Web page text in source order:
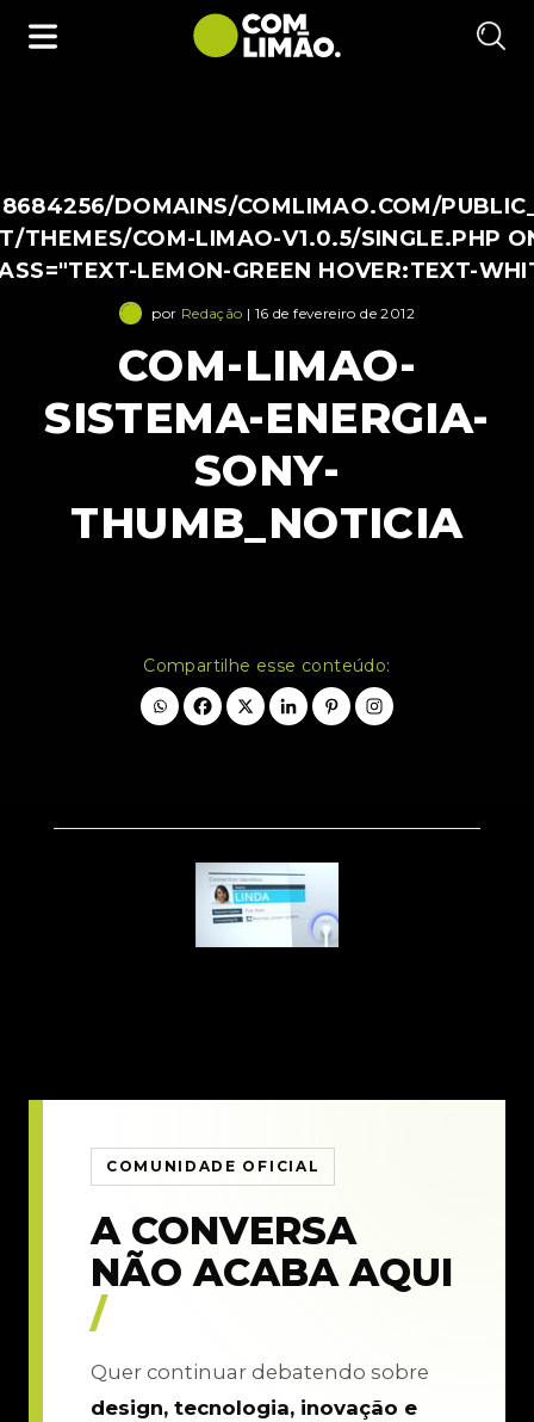
DOMAINS/COMLIMAO.COM/
THEMES/COM-LIMAO-V1.0.5/SINGLE.PHP
LEMON-GREEN HOVER:TEXT-
por Redação | 16 de fevereiro de 2012
COM-LIMAO-
SISTEMA-ENERGIA-
SONY-
THUMB_NOTICIA
Compartilhe esse conteúdo:
COMUNIDADE OFICIAL
A CONVERSA
NÃO ACABA AQUI
/
Quer continuar debatendo sobre
design, tecnologia, inovação e